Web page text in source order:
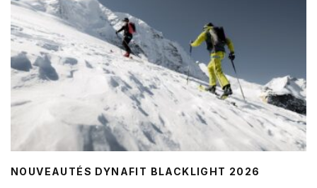
NOUVEAUTÉS DYNAFIT BLACKLIGHT 2026